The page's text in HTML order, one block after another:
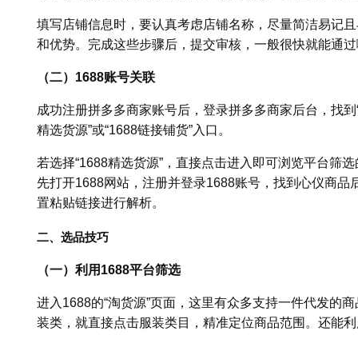
填写店铺信息时，要认真考虑店铺名称，尽量简洁易记
和优势。完成这些步骤后，提交审核，一般很快就能通
（二）1688账号关联
成功注册拼多多商家账号后，登录拼多多商家后台，找到
精选货源”或“1688链接铺货”入口。
若选择“1688精选货源”，直接点击进入即可浏览平台筛
先打开1688网站，注册并登录1688账号，找到心仪商
置粘贴链接进行解析。
二、选品技巧
（一）利用1688平台筛选
进入1688的“淘货源”页面，这里有众多支持一件代发的
装类，就直接点击服装类目，精准定位商品范围。还能